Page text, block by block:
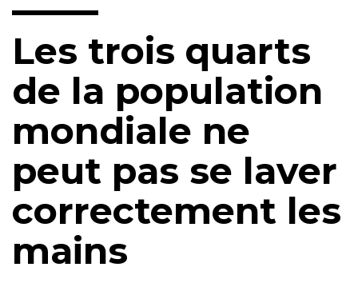
Les trois quarts
de la population
mondiale ne
peut pas se laver
correctement les
mains